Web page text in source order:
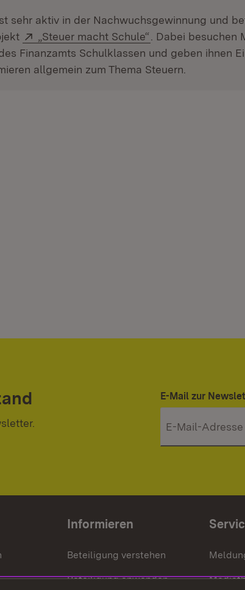
sehr aktiv in der Nachwuchsgewinnung und
Extern:
„Steuer macht Schule“ (Öffnet in neuem
. Dabei besuchen
Finanzamts Schulklassen und geben ihnen
allgemein zum Thema Steuern.
E-Mail zur
Informieren
Beteiligung verstehen
Beteiligung anwenden